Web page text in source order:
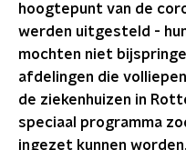
hoogtepunt van de
werden uitgesteld -
mochten niet
afdelingen die
de ziekenhuizen in
speciaal programma
ingezet kunnen